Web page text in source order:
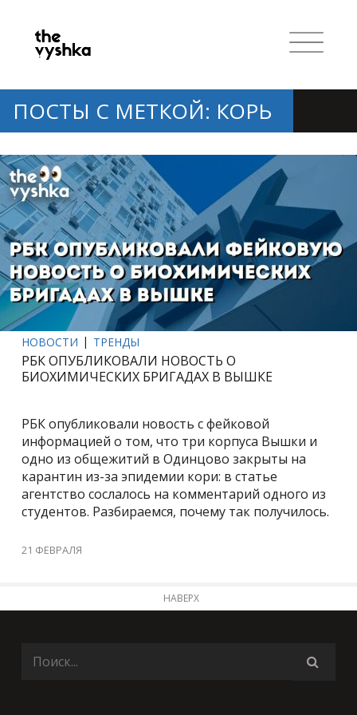
ПОСТЫ С МЕТКОЙ: КОРЬ
НОВОСТИ ТРЕНДЫ
РБК ОПУБЛИКОВАЛИ НОВОСТЬ О
БИОХИМИЧЕСКИХ БРИГАДАХ В ВЫШКЕ
РБК опубликовали новость с фейковой
информацией о том, что три корпуса Вышки и
одно из общежитий в Одинцово закрыты на
карантин из-за эпидемии кори: в статье
агентство сослалось на комментарий одного из
студентов. Разбираемся, почему так получилось.
21 ФЕВРАЛЯ
НАВЕРХ